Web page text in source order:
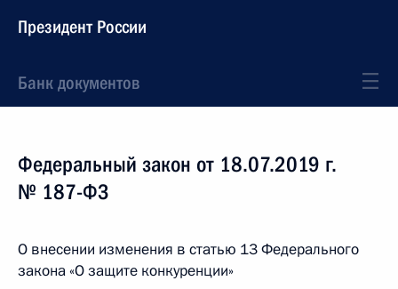
Президент России
Банк документов
Федеральный закон от 18.07.2019 г.
№ 187-ФЗ
О внесении изменения в статью 13 Федерального
закона «О защите конкуренции»